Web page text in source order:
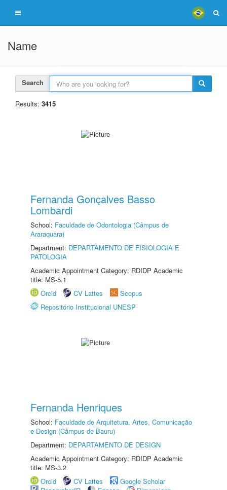
Name
Search
Results: 3415
Fernanda Gonçalves Basso
Lombardi
School: Faculdade de Odontologia (Câmpus de
Araraquara)
Department: DEPARTAMENTO DE FISIOLOGIA E
PATOLOGIA
Academic Appointment Category: RDIDP Academic
title: MS-5.1
Orcid
CV Lattes
Scopus
Repositório Institucional UNESP
Fernanda Henriques
School: Faculdade de Arquitetura, Artes, Comunicação
e Design (Câmpus de Bauru)
Department: DEPARTAMENTO DE DESIGN
Academic Appointment Category: RDIDP Academic
title: MS-3.2
Orcid
CV Lattes
Google Scholar